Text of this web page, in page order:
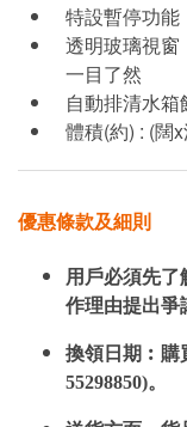
特設暫停功能
透明玻璃視窗
一目了然
自動排清水
體積(約) : (闊
優惠條款及細則
用戶必須先
作理由提出爭
換領日期︰購
55298850)。